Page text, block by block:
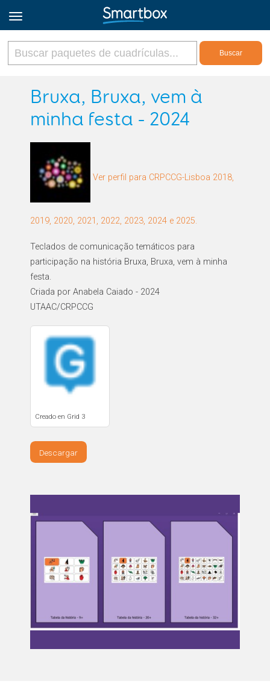
Online Grids
Iniciar sesión
Bruxa, Bruxa, vem à
minha festa - 2024
Ver perfil para CRPCCG-Lisboa 2018,
2019, 2020, 2021, 2022, 2023, 2024 e 2025.
Teclados de comunicação temáticos para
participação na história Bruxa, Bruxa, vem à minha
festa.
Criada por Anabela Caiado - 2024
UTAAC/CRPCCG
Creado en Grid 3
Descargar